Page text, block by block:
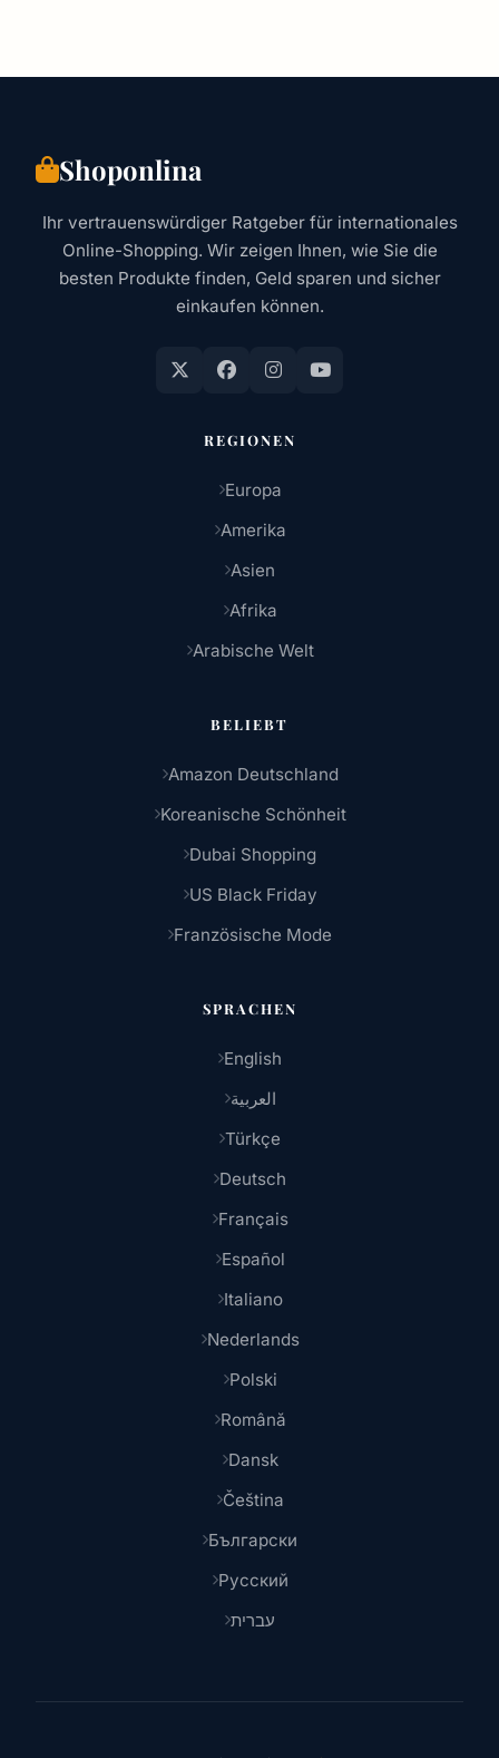
KOSTEN
Shoponlina
Ihr vertrauenswürdiger Ratgeber für internationales
Online-Shopping. Wir zeigen Ihnen, wie Sie die
besten Produkte finden, Geld sparen und sicher
einkaufen können.
REGIONEN
Europa
Amerika
Asien
Afrika
Arabische Welt
BELIEBT
Amazon Deutschland
Koreanische Schönheit
Dubai Shopping
US Black Friday
Französische Mode
SPRACHEN
English
العربية
Türkçe
Deutsch
Français
Español
Italiano
Nederlands
Polski
Română
Dansk
Čeština
Български
Русский
עברית